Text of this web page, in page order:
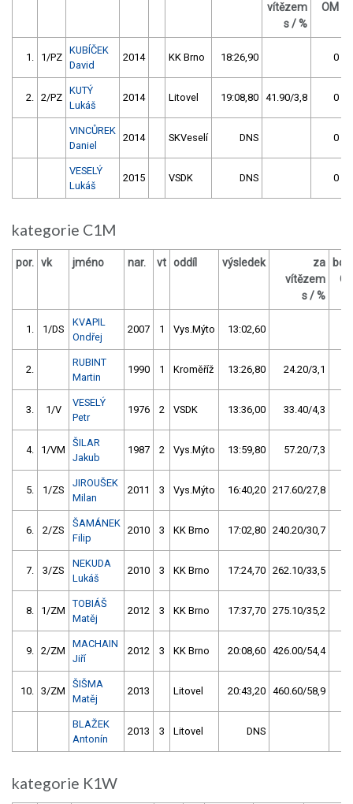
vítězem
s / %
OM
1. 1/PZ
KUBÍČEK
David
2014 KK Brno 18:26,90 0
2. 2/PZ
KUTÝ
Lukáš
2014 Litovel 19:08,80 41.90/3,8 0
VINCŮREK
Daniel
2014 SKVeselí DNS 0
VESELÝ
Lukáš
2015 VSDK DNS 0
kategorie C1M
por. vk jméno nar. vt oddíl výsledek
za
vítězem
s / %
1. 1/DS
KVAPIL
Ondřej
2007 1 Vys.Mýto 13:02,60
2.
RUBINT
Martin
1990 1 Kroměříž 13:26,80 24.20/3,1
3. 1/V
VESELÝ
Petr
1976 2 VSDK 13:36,00 33.40/4,3
4. 1/VM
ŠILAR
Jakub
1987 2 Vys.Mýto 13:59,80 57.20/7,3
5. 1/ZS
JIROUŠEK
Milan
2011 3 Vys.Mýto 16:40,20 217.60/27,8
6. 2/ZS
ŠAMÁNEK
Filip
2010 3 KK Brno 17:02,80 240.20/30,7
7. 3/ZS
NEKUDA
Lukáš
2010 3 KK Brno 17:24,70 262.10/33,5
8. 1/ZM
TOBIÁŠ
Matěj
2012 3 KK Brno 17:37,70 275.10/35,2
9. 2/ZM
MACHAIN
Jiří
2012 3 KK Brno 20:08,60 426.00/54,4
10. 3/ZM
ŠIŠMA
Matěj
2013 Litovel 20:43,20 460.60/58,9
BLAŽEK
Antonín
2013 3 Litovel DNS
kategorie K1W